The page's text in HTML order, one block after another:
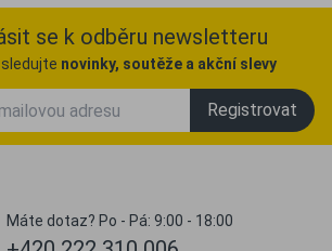
se k odběru newsletteru
sledujte novinky, soutěže a akční slevy
Registrovat
Máte dotaz? Po - Pá: 9:00 - 18:00